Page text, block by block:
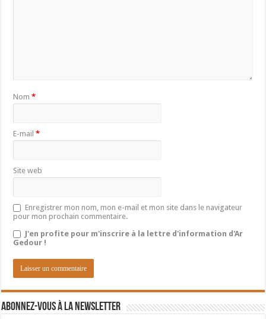
Nom*
E-mail*
Site web
Enregistrer mon nom, mon e-mail et mon site dans le navigateur
pour mon prochain commentaire.
J'en profite pour m'inscrire à la lettre d'information d'Ar
Gedour !
Abonnez-vous à la newsletter